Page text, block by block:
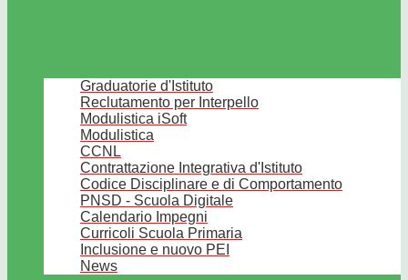
Graduatorie d'Istituto
Reclutamento per Interpello
Modulistica iSoft
Modulistica
CCNL
Contrattazione Integrativa d'Istituto
Codice Disciplinare e di Comportamento
PNSD - Scuola Digitale
Calendario Impegni
Curricoli Scuola Primaria
Inclusione e nuovo PEI
News